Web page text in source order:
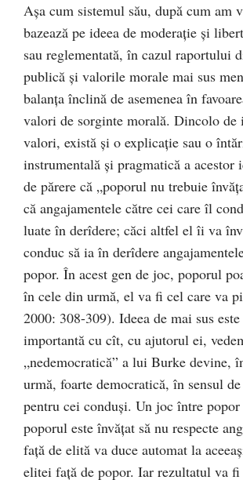
Aşa cum sistemul său, după cum am
bazează pe ideea de moderaţie şi
sau reglementată, în cazul raportului
publică şi valorile morale mai sus
balanţa înclină de asemenea în
valori de sorginte morală. Dincolo de
valori, există şi o explicaţie sau o
instrumentală şi pragmatică a acestor
de părere că „poporul nu trebuie
că angajamentele către cei care îl
luate în derîdere; căci altfel el îi va
conduc să ia în derîdere
popor. În acest gen de joc, poporul
în cele din urmă, el va fi cel care va
2000: 308-309). Ideea de mai sus
importantă cu cît, cu ajutorul ei,
„nedemocratică” a lui Burke devine,
urmă, foarte democratică, în sensul
pentru cei conduşi. Un joc între
poporul este învăţat să nu respecte
faţă de elită va duce automat la
elitei faţă de popor. Iar rezultatul va